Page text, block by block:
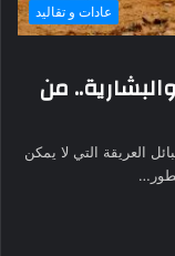
عادات و تقاليد
من
العريقة التي لا يمكن